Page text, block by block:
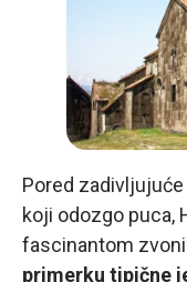
Pored
koji odozgo puca,
fascinantom
primerku tipične